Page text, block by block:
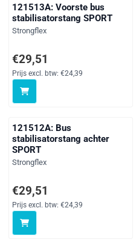
121513A: Voorste bus
stabilisatorstang SPORT
Merk:
Strongflex
Prijs: 29,51, exclusief btw: 24,39
€29,51
Prijs excl. btw: €24,39
121512A: Bus
stabilisatorstang achter
SPORT
Merk:
Strongflex
Prijs: 29,51, exclusief btw: 24,39
€29,51
Prijs excl. btw: €24,39